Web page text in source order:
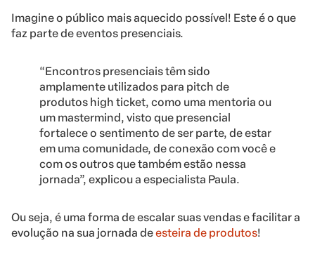
Imagine o público mais aquecido possível! Este é o que
faz parte de eventos presenciais.
“Encontros presenciais têm sido
amplamente utilizados para pitch de
produtos high ticket, como uma mentoria ou
um mastermind, visto que presencial
fortalece o sentimento de ser parte, de estar
em uma comunidade, de conexão com você e
com os outros que também estão nessa
jornada”, explicou a especialista Paula.
Ou seja, é uma forma de escalar suas vendas e facilitar a
evolução na sua jornada deesteira de produtos!